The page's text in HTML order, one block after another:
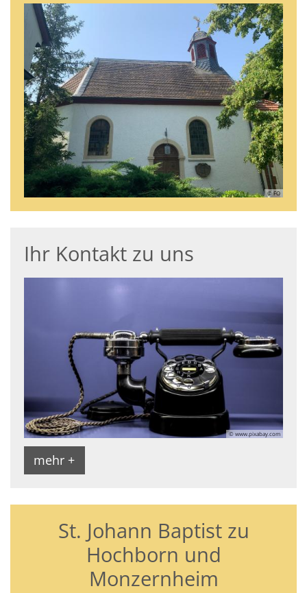
© FO
Ihr Kontakt zu uns
© www.pixabay.com
mehr +
St. Johann Baptist zu
Hochborn und
Monzernheim